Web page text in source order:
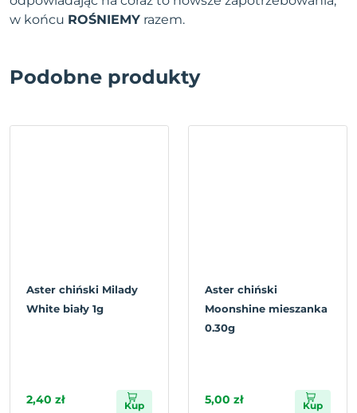
w końcu ROŚNIEMY razem.
Podobne produkty
Aster chiński Milady
White biały 1g
2,40 zł Kup
Aster chiński
Moonshine mieszanka
0.30g
5,00 zł Kup